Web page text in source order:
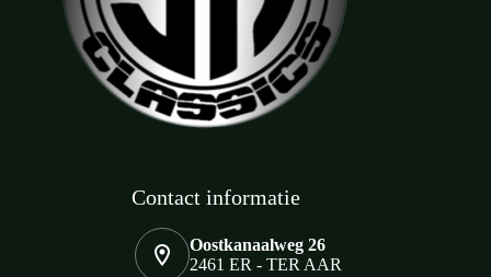
Contact informatie
Oostkanaalweg 26
2461 ER - TER AAR